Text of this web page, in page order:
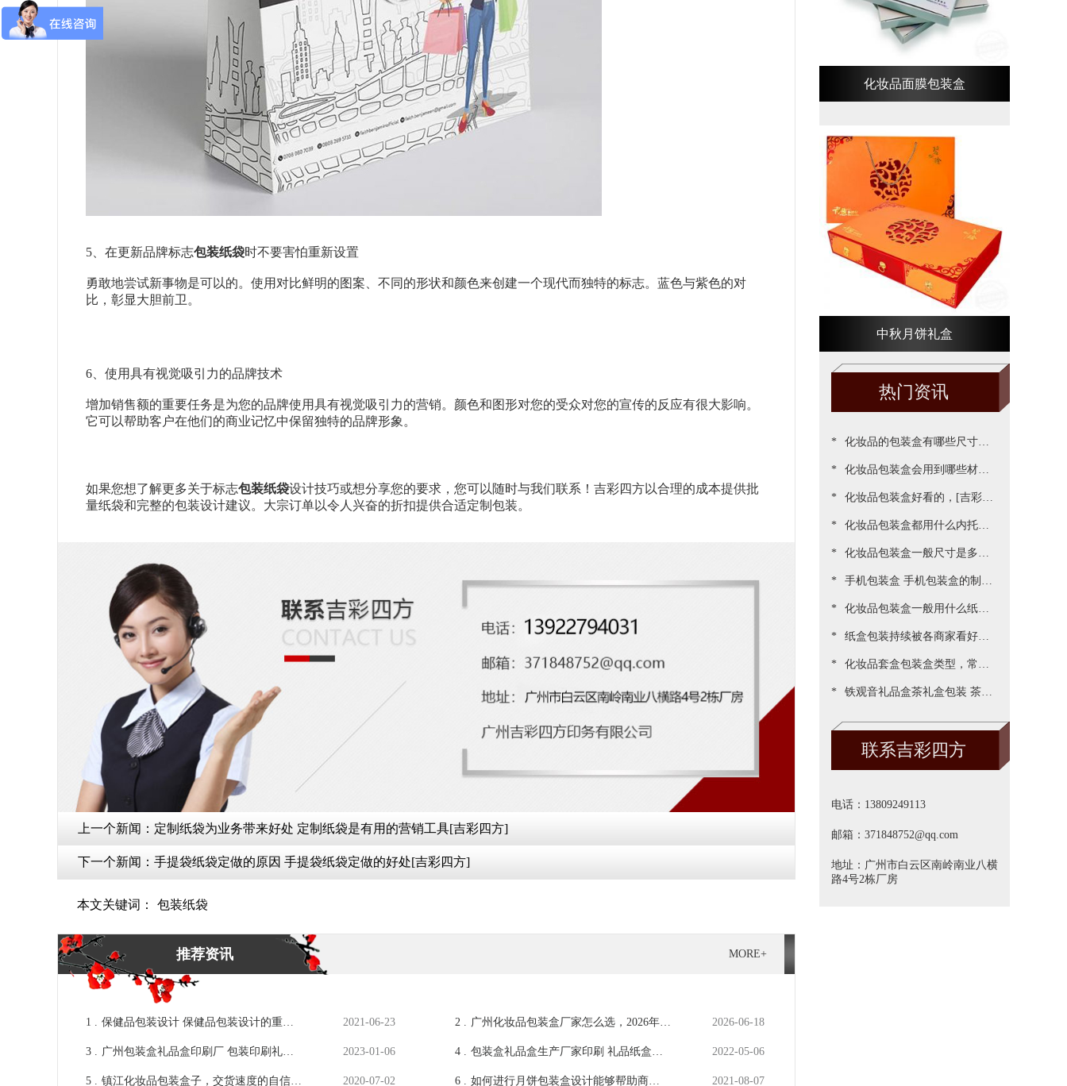
5、在更新品牌标志包装纸袋时不要害怕重新设置
勇敢地尝试新事物是可以的。使用对比鲜明的图案、不同的形状和颜色来创建一个现代而独特的标志。蓝色与紫色的对
比，彰显大胆前卫。
6、使用具有视觉吸引力的品牌技术
增加销售额的重要任务是为您的品牌使用具有视觉吸引力的营销。颜色和图形对您的受众对您的宣传的反应有很大影响。
它可以帮助客户在他们的商业记忆中保留独特的品牌形象。
如果您想了解更多关于标志包装纸袋设计技巧或想分享您的要求，您可以随时与我们联系！吉彩四方以合理的成本提供批
量纸袋和完整的包装设计建议。大宗订单以令人兴奋的折扣提供合适定制包装。
上一个新闻： 定制纸袋为业务带来好处 定制纸袋是有用的营销工具[吉彩四方]
下一个新闻： 手提袋纸袋定做的原因 手提袋纸袋定做的好处[吉彩四方]
本文关键词： 包装纸袋
推荐资讯 MORE+
1 .
保健品包装设计 保健品包装设计的重要
2021-06-23 2 .
广州化妆品包装盒厂家怎么选，2026年6
2026-06-18
3 .
广州包装盒礼品盒印刷厂 包装印刷礼品
2023-01-06 4 .
包装盒礼品盒生产厂家印刷 礼品纸盒礼
2022-05-06
5 . 镇江化妆品包装盒子，交货速度的自信来 2020-07-02 6 . 如何进行月饼包装盒设计能够帮助商 2021-08-07
化妆品面膜包装盒
中秋月饼礼盒
热门资讯
* 化妆品的包装盒有哪些尺寸，
包装尺寸需要怎么设定呢[吉彩
四方]
* 化妆品包装盒会用到哪些材
质？[吉彩四方]为您一一罗列
出来
* 化妆品包装盒好看的，[吉彩四
方]为客户做出各种好看包装案
例
* 化妆品包装盒都用什么内托，
[吉彩四方]常见的有三种材质
* 化妆品包装盒一般尺寸是多
少，实际测算的尺寸更精准[吉
彩四方]
* 手机包装盒 手机包装盒的制作
过程[吉彩四方]详解包装的制
作流程
* 化妆品包装盒一般用什么纸，
说说常用的材质都有哪些[吉彩
四方]
* 纸盒包装持续被各商家看好，
源于国家对环保的重视与监管
[吉彩四方]新闻
* 化妆品套盒包装盒类型，常见
的包装盒型有哪些呢？[吉彩四
方]
* 铁观音礼品盒茶礼盒包装 茶叶
包装盒礼盒定制厂家[吉彩四
联系吉彩四方
电话：13809249113
邮箱：371848752@qq.com
地址：广州市白云区南岭南业八横
路4号2栋厂房